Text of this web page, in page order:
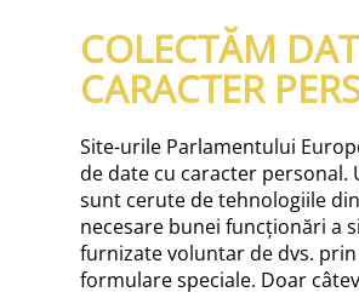
COLECTĂM
CARACTER
Site-urile Parlamentului
de date cu caracter
sunt cerute de tehnologiile
necesare bunei funcționări a
furnizate voluntar de dvs.
formulare speciale. Doar